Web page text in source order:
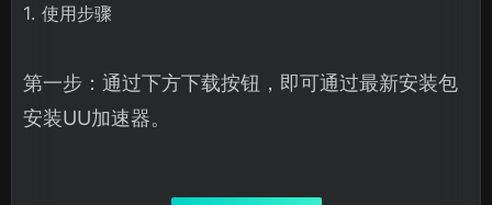
1. 使用步骤
第一步：通过下方下载按钮，即可通过最新安装包
安装UU加速器。